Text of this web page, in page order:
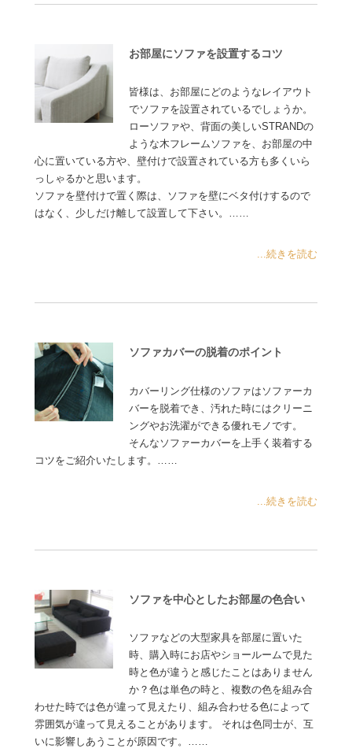
お部屋にソファを設置するコツ
皆様は、お部屋にどのようなレイアウト
でソファを設置されているでしょうか。
ローソファや、背面の美しいSTRANDの
ような木フレームソファを、お部屋の中
心に置いている方や、壁付けで設置されている方も多くいら
っしゃるかと思います。
ソファを壁付けで置く際は、ソファを壁にベタ付けするので
はなく、少しだけ離して設置して下さい。……
...続きを読む
ソファカバーの脱着のポイント
カバーリング仕様のソファはソファーカ
バーを脱着でき、汚れた時にはクリーニ
ングやお洗濯ができる優れモノです。
そんなソファーカバーを上手く装着する
コツをご紹介いたします。……
...続きを読む
ソファを中心としたお部屋の色合い
ソファなどの大型家具を部屋に置いた
時、購入時にお店やショールームで見た
時と色が違うと感じたことはありません
か？色は単色の時と、複数の色を組み合
わせた時では色が違って見えたり、組み合わせる色によって
雰囲気が違って見えることがあります。 それは色同士が、互
いに影響しあうことが原因です。……